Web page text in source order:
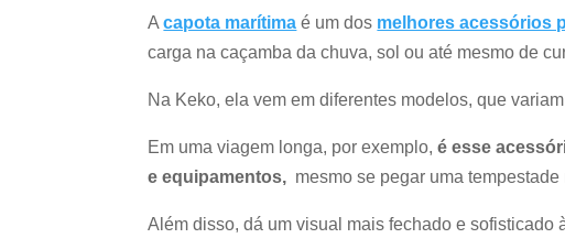
Acapota marítima é um dos melhores acessórios
carga na caçamba da chuva, sol ou até mesmo de
Na Keko, ela vem em diferentes modelos, que
Em uma viagem longa, por exemplo,é esse
e equipamentos, mesmo se pegar uma tempestade
Além disso, dá um visual mais fechado e sofisticado